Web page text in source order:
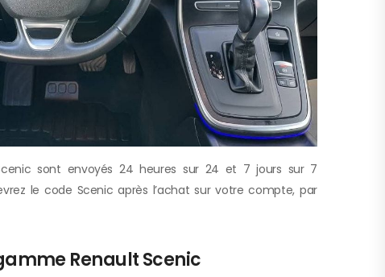
sont envoyés 24 heures sur 24 et 7 jours sur 7
le code Scenic après l’achat sur votre compte, par
Renault Scenic